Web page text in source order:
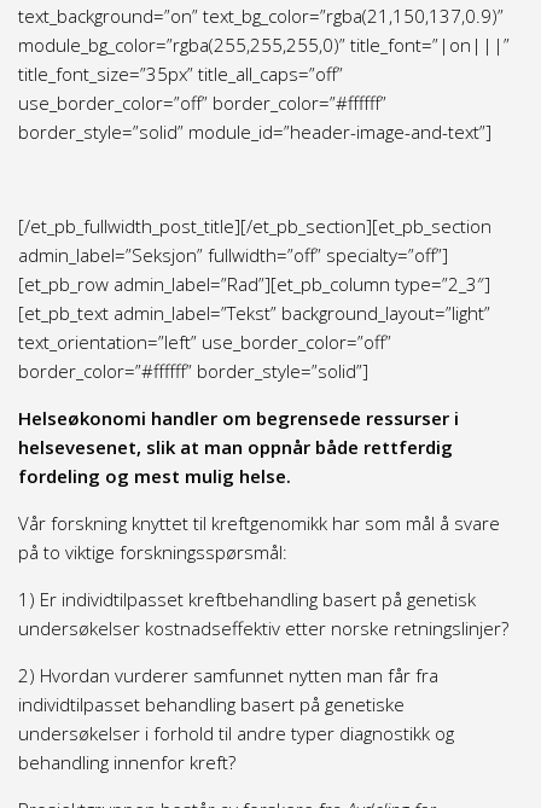
text_background=”on” text_bg_color=”rgba(21,150,137,0.9)”
module_bg_color=”rgba(255,255,255,0)” title_font=”|on|||”
title_font_size=”35px” title_all_caps=”off”
use_border_color=”off” border_color=”#ffffff”
border_style=”solid” module_id=”header-image-and-text”]
[/et_pb_fullwidth_post_title][/et_pb_section][et_pb_section
admin_label=”Seksjon” fullwidth=”off” specialty=”off”]
[et_pb_row admin_label=”Rad”][et_pb_column type=”2_3″]
[et_pb_text admin_label=”Tekst” background_layout=”light”
text_orientation=”left” use_border_color=”off”
border_color=”#ffffff” border_style=”solid”]
Helseøkonomi handler om begrensede ressurser i
helsevesenet, slik at man oppnår både rettferdig
fordeling og mest mulig helse.
Vår forskning knyttet til kreftgenomikk har som mål å svare
på to viktige forskningsspørsmål:
1) Er individtilpasset kreftbehandling basert på genetisk
undersøkelser kostnadseffektiv etter norske retningslinjer?
2) Hvordan vurderer samfunnet nytten man får fra
individtilpasset behandling basert på genetiske
undersøkelser i forhold til andre typer diagnostikk og
behandling innenfor kreft?